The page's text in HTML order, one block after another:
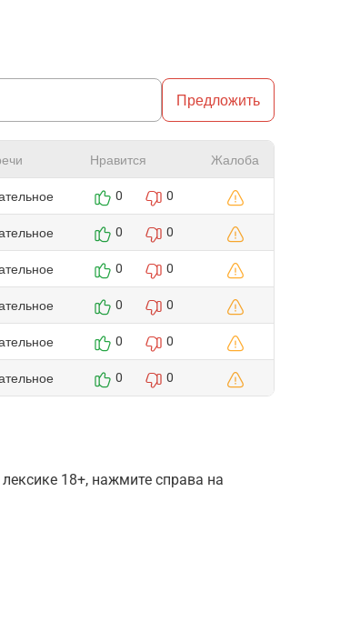
Предложить
Нравится Жалоба
0 0
0 0
0 0
0 0
0 0
0 0
18+, нажмите справа на